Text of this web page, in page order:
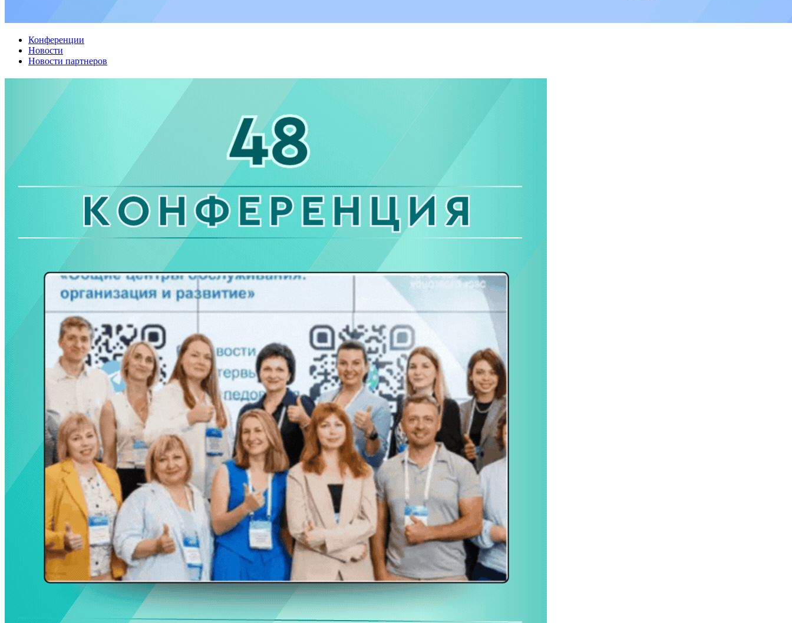
Конференции
Новости
Новости партнеров